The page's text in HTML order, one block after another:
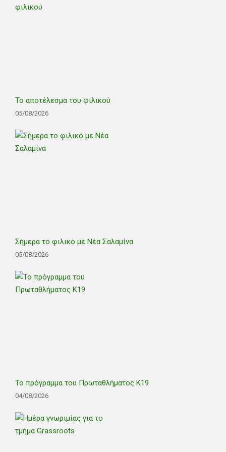
Το αποτέλεσμα του φιλικού
05/08/2026
Σήμερα το φιλικό με Νέα Σαλαμίνα
05/08/2026
Το πρόγραμμα του Πρωταθλήματος Κ19
04/08/2026